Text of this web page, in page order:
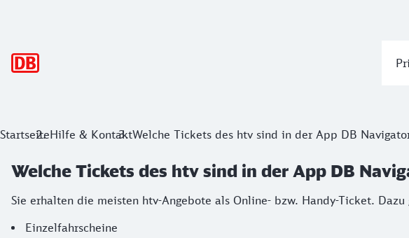
StartseiteHilfe & KontaktWelche Tickets des htv sind in der App DB
Welche Tickets des htv sind in der App DB
Sie erhalten die meisten htv-Angebote als Online- bzw. Handy-Ticket. Dazu
Einzelfahrscheine